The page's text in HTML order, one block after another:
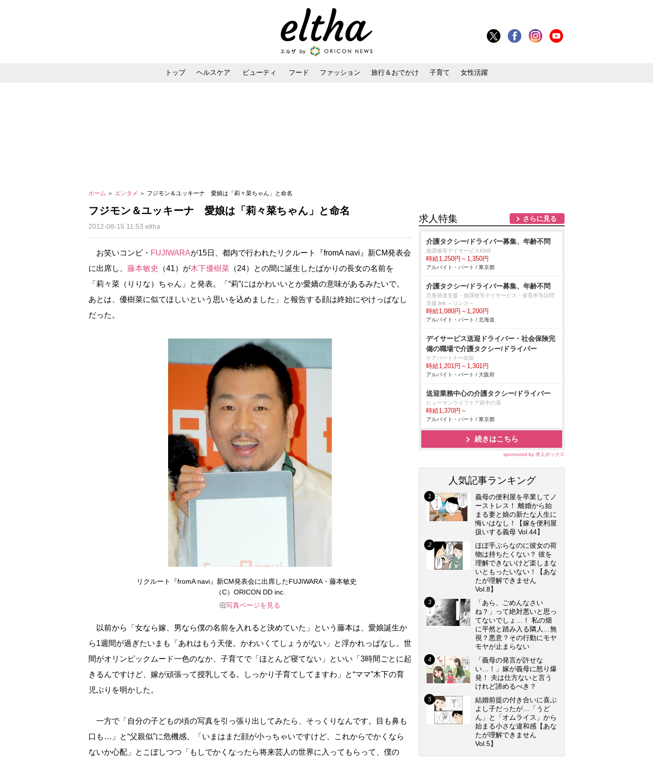
トップ ヘルスケア ビューティ フード ファッション 旅行＆おでかけ 子育て 女性活躍
ホーム ＞ エンタメ ＞ フジモン＆ユッキーナ 愛娘は「莉々菜ちゃん」と命名
フジモン＆ユッキーナ 愛娘は「莉々菜ちゃん」と命名
2012-08-15 11:53 eltha
お笑いコンビ・ FUJIWARAが15日、都内で行われたリクルート『fromA navi』新CM発表会
に出席し、 藤本敏史 （41）が木下優樹菜 （24）との間に誕生したばかりの長女の名前を
「莉々菜（りりな）ちゃん」と発表。「“莉”にはかわいいとか愛嬌の意味があるみたいで。
あとは、優樹菜に似てほしいという思いを込めました」と報告する顔は終始にやけっぱなし
だった。
リクルート『fromA navi』新CM発表会に出席したFUJIWARA・藤本敏史
（C）ORICON DD inc.
写真ページを見る
以前から「女なら嫁、男なら僕の名前を入れると決めていた」という藤本は、愛娘誕生か
ら1週間が過ぎたいまも「あれはもう天使。かわいくてしょうがない」と浮かれっぱなし。世
間がオリンピックムード一色のなか、子育てで「ほとんど寝てない」といい「3時間ごとに起
きるんですけど、嫁が頑張って授乳してる。しっかり子育てしてますわ」と“ママ”木下の育
児ぶりを明かした。
一方で「自分の子どもの頃の写真を引っ張り出してみたら、そっくりなんです。目も鼻も
口も…」と“父親似”に危機感。「いまはまだ顔が小っちゃいですけど、これからでかくなら
ないか心配」とこぼしつつ「もしでかくなったら将来芸人の世界に入ってもらって、僕の
求人特集 さらに見る
介護タクシー/ドライバー募集、年齢不問
放課後等デイサービスKIWI
時給1,250円～1,350円
アルバイト・パート / 東京都
介護タクシー/ドライバー募集、年齢不問
児童発達支援・放課後等デイサービス・保育所等訪問
支援 link ～リンク～
時給1,080円～1,200円
アルバイト・パート / 北海道
デイサービス送迎ドライバー・社会保険完
備の職場で介護タクシー/ドライバー
ケアパートナー吹田
時給1,201円～1,301円
アルバイト・パート / 大阪府
送迎業務中心の介護タクシー/ドライバー
ヒューマンライフケア府中の湯
時給1,370円～
アルバイト・パート / 東京都
続きはこちら
sponsored by 求人ボックス
人気記事ランキング
義母の便利屋を卒業してノ
ーストレス！ 離婚から始
まる妻と娘の新たな人生に
悔いはなし！【嫁を便利屋
扱いする義母 Vol.44】
ほぼ手ぶらなのに彼女の荷
物は持ちたくない？ 彼を
理解できないけど楽しまな
いともったいない！【あな
たが理解できません
Vol.8】
「あら、ごめんなさい
ね？」って絶対悪いと思っ
てないでしょ…！ 私の畑
に平然と踏み入る隣人…無
視？悪意？その行動にモヤ
モヤが止まらない
「義母の発言が許せな
い…！」嫁が義母に怒り爆
発！ 夫は仕方ないと言う
けれど諦めるべき？
結婚前提の付き合いに喜ぶ
よし子だったが…「うど
ん」と「オムライス」から
始まる小さな違和感【あな
たが理解できません
Vol.5】